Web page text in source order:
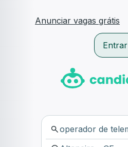
Anunciar vagas grátis
Entrar